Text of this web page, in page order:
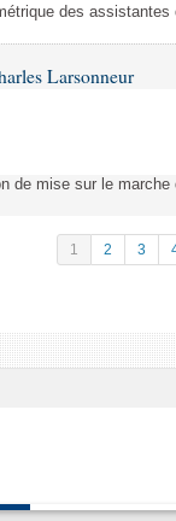
des
Larsonneur
de mise sur le
1 2 3